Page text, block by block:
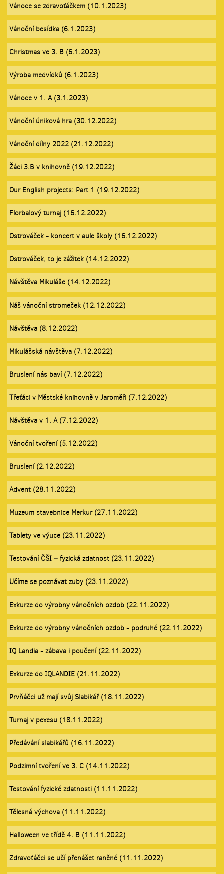
Vánoce se zdravoťáčkem (10.1.2023)
Vánoční besídka (6.1.2023)
Christmas ve 3. B (6.1.2023)
Výroba medvídků (6.1.2023)
Vánoce v 1. A (3.1.2023)
Vánoční úniková hra (30.12.2022)
Vánoční dílny 2022 (21.12.2022)
Žáci 3.B v knihovně (19.12.2022)
Our English projects: Part 1 (19.12.2022)
Florbalový turnaj (16.12.2022)
Ostrováček - koncert v aule školy (16.12.2022)
Ostrováček, to je zážitek (14.12.2022)
Návštěva Mikuláše (14.12.2022)
Náš vánoční stromeček (12.12.2022)
Návštěva (8.12.2022)
Mikulášská návštěva (7.12.2022)
Bruslení nás baví (7.12.2022)
Třeťáci v Městské knihovně v Jaroměři (7.12.2022)
Návštěva v 1. A (7.12.2022)
Vánoční tvoření (5.12.2022)
Bruslení (2.12.2022)
Advent (28.11.2022)
Muzeum stavebnice Merkur (27.11.2022)
Tablety ve výuce (23.11.2022)
Testování ČŠI – fyzická zdatnost (23.11.2022)
Učíme se poznávat zuby (23.11.2022)
Exkurze do výrobny vánočních ozdob (22.11.2022)
Exkurze do výrobny vánočních ozdob - podruhé (22.11.2022)
IQ Landia - zábava i poučení (22.11.2022)
Exkurze do IQLANDIE (21.11.2022)
Prvňáčci už mají svůj Slabikář (18.11.2022)
Turnaj v pexesu (18.11.2022)
Předávání slabikářů (16.11.2022)
Podzimní tvoření ve 3. C (14.11.2022)
Testování fyzické zdatnosti (11.11.2022)
Tělesná výchova (11.11.2022)
Halloween ve třídě 4. B (11.11.2022)
Zdravoťáčci se učí přenášet raněné (11.11.2022)